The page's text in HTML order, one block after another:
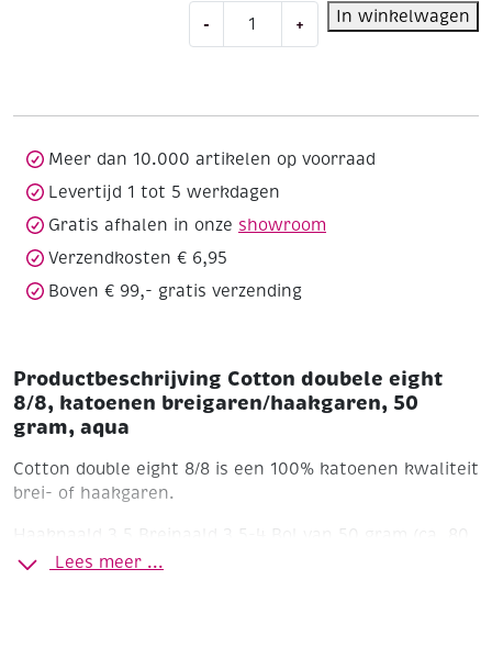
-
50
gram,
aantal
+ In winkelwagen
Meer dan 10.000 artikelen op voorraad
Levertijd 1 tot 5 werkdagen
Gratis afhalen in onze showroom
Verzendkosten € 6,95
Boven € 99,- gratis verzending
Productbeschrijving Cotton doubele eight
8/8, katoenen breigaren/haakgaren, 50
gram, aqua
Cotton double eight 8/8 is een 100% katoenen kwaliteit
brei- of haakgaren.
Haaknaald 3,5 Breinaald 3,5-4
Bol van 50 gram (ca. 80
meter)Wasbaar tot 40'C
Lees meer ...